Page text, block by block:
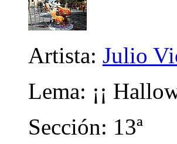
Artista: Julio
Lema: ¡¡
Sección: 13ª